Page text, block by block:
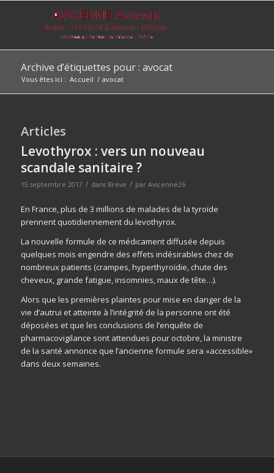
Archive d’étiquettes pour : avocat
Vous êtes ici : Accueil / avocat
Articles
Levothyrox : vers un nouveau
scandale sanitaire ?
15 septembre 2017 / dans Brève / par Avicenne26
En France, plus de 3 millions de malades de la tyroïde
prennent quotidiennement du levothyrox.
La nouvelle formule de ce médicament diffusée depuis
quelques mois engendre des effets indésirables chez de
nombreux patients (crampes, hyperthyroïdie, chute des
cheveux, grande fatigue, insomnies, maux de tête…).
Alors que les premières plaintes pour mise en danger de la
vie d’autrui et atteinte à l’intégrité de la personne ont été
déposées et que les conclusions de l’enquête de
pharmacovigilance sont attendues pour octobre, la ministre
de la santé annonce que l’ancienne formule sera «accessible»
dans deux semaines.